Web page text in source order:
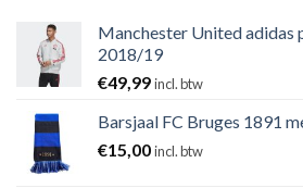
Manchester United adidas
2018/19
€49,99incl. btw
Barsjaal FC Bruges 1891
€15,00incl. btw